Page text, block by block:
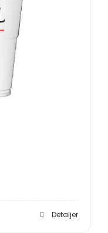
Detaljer